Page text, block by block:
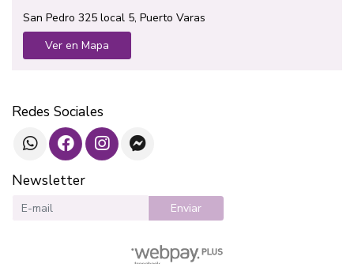
San Pedro 325 local 5, Puerto Varas
Ver en Mapa
Redes Sociales
Newsletter
Enviar